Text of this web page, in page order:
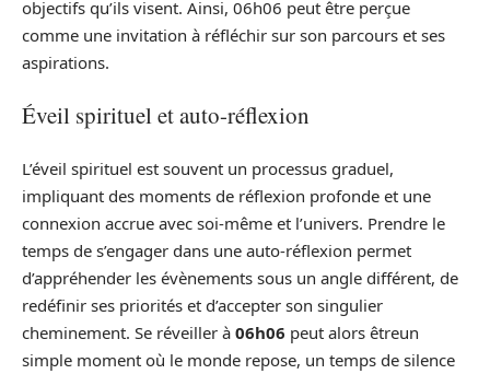
objectifs qu’ils visent. Ainsi, 06h06 peut être perçue
comme une invitation à réfléchir sur son parcours et ses
aspirations.
Éveil spirituel et auto-réflexion
L’éveil spirituel est souvent un processus graduel,
impliquant des moments de réflexion profonde et une
connexion accrue avec soi-même et l’univers. Prendre le
temps de s’engager dans une auto-réflexion permet
d’appréhender les évènements sous un angle différent, de
redéfinir ses priorités et d’accepter son singulier
cheminement. Se réveiller à 06h06 peut alors êtreun
simple moment où le monde repose, un temps de silence